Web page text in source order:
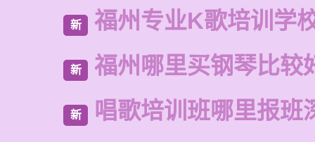
新 福州专业K歌培训学
新 福州哪里买钢琴比较
新 唱歌培训班哪里报班